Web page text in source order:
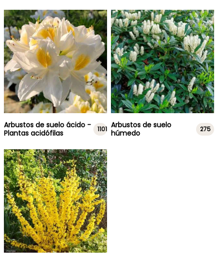
Arbustos de suelo ácido -
Plantas acidófilas
1101 Arbustos de suelo
húmedo
275